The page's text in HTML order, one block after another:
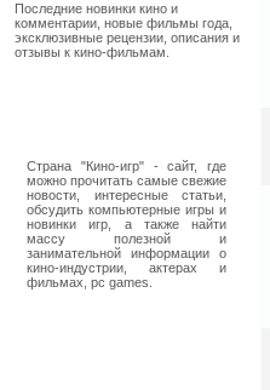
Последние новинки кино и
комментарии, новые фильмы года,
эксклюзивные рецензии, описания и
отзывы к кино-фильмам.
Страна "Кино-игр" - сайт, где
можно прочитать самые свежие
новости, интересные статьи,
обсудить компьютерные игры и
новинки игр, а также найти
массу полезной и
занимательной информации о
кино-индустрии, актерах и
фильмах, pc games.